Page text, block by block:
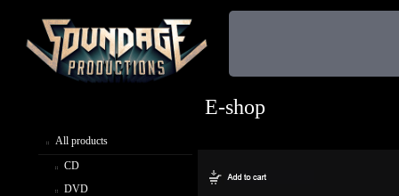
All products
CD
DVD
E-shop